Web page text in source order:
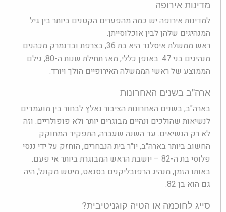
מדינות אירופה
למדינות אירופה יש כמה מהפערים הקטנים ביותר בין גיל
המנהיגים שלהן לבין אוכלוסייתן.
ראש ממשלת איסלנד היא בת 36, בצרפת ובדנמרק מכהנים
מנהיגים בני 47. באופן כללי, מאז תחילת שנות ה-80, גילם
הממוצע של ראשי הממשלה האירופיים הולך ויורד.
ארה"ב בשנים האחרונות
בארה"ב, בשנים האחרונות הציבור נאלץ לבחור בין מועמדים
לנשיאות שהולכים ונהיים מבוגרים יותר ולא פופולריים. וזה
לא רק הנשיאים. עד השנה שעברה, התפקיד המחוקק
החשוב ביותר בארה"ב, יו"ר בית הנבחרים, הוחזק על ידי ננסי
פלוסי בת ה-82 – יושבת הראש המבוגרת ביותר אי פעם.
באותו הזמן, מנהיג הרפובליקנים בסנאט, מיטש מקונל, היה
גם הוא בן 82.
סייג לחוכמה או הטיה קוגניטיבית?